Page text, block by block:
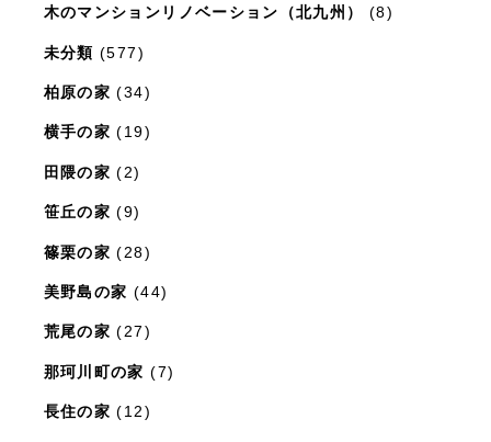
木のマンションリノベーション（北九州） (8)
未分類 (577)
柏原の家 (34)
横手の家 (19)
田隈の家 (2)
笹丘の家 (9)
篠栗の家 (28)
美野島の家 (44)
荒尾の家 (27)
那珂川町の家 (7)
長住の家 (12)